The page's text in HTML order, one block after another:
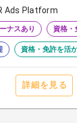
Ads Platform
ナスあり 資格・
資格・免許を活
詳細を見る